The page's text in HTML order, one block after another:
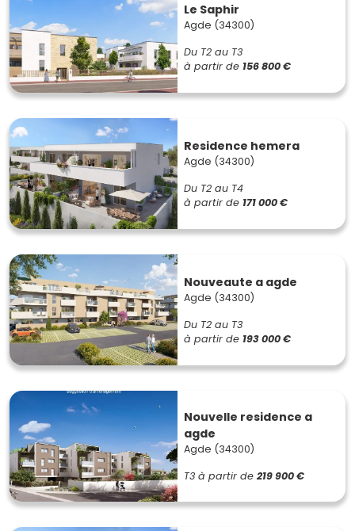
Le Saphir
Agde (34300)
Du T2 au T3
à partir de 156 800 €
Residence hemera
Agde (34300)
Du T2 au T4
à partir de 171 000 €
Nouveaute a agde
Agde (34300)
Du T2 au T3
à partir de 193 000 €
Nouvelle residence a
agde
Agde (34300)
T3 à partir de 219 900 €